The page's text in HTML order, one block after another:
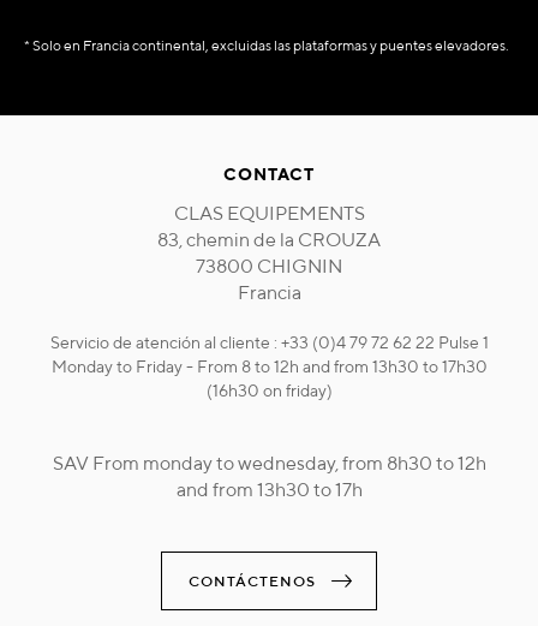
* Solo en Francia continental, excluidas las plataformas y puentes elevadores.
CONTACT
CLAS EQUIPEMENTS
83, chemin de la CROUZA
73800 CHIGNIN
Francia
Servicio de atención al cliente : +33 (0)4 79 72 62 22 Pulse 1
Monday to Friday - From 8 to 12h and from 13h30 to 17h30
(16h30 on friday)
SAV From monday to wednesday, from 8h30 to 12h
and from 13h30 to 17h
CONTÁCTENOS